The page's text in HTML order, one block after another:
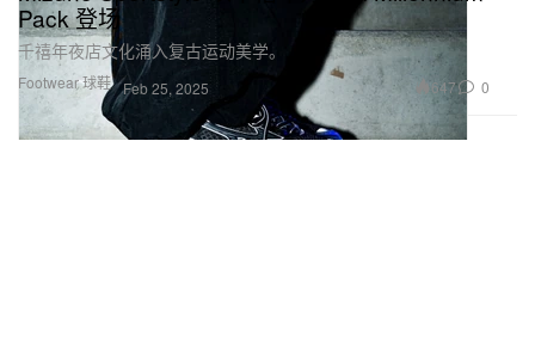
Footwear 球鞋
Pack 登场
千禧年夜店文化涌入复古运动美学。
Feb 25, 2025 647 0